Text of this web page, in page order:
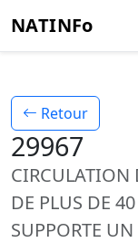
NATINFo
Retour
29967
CIRCULATION
DE PLUS DE
SUPPORTE